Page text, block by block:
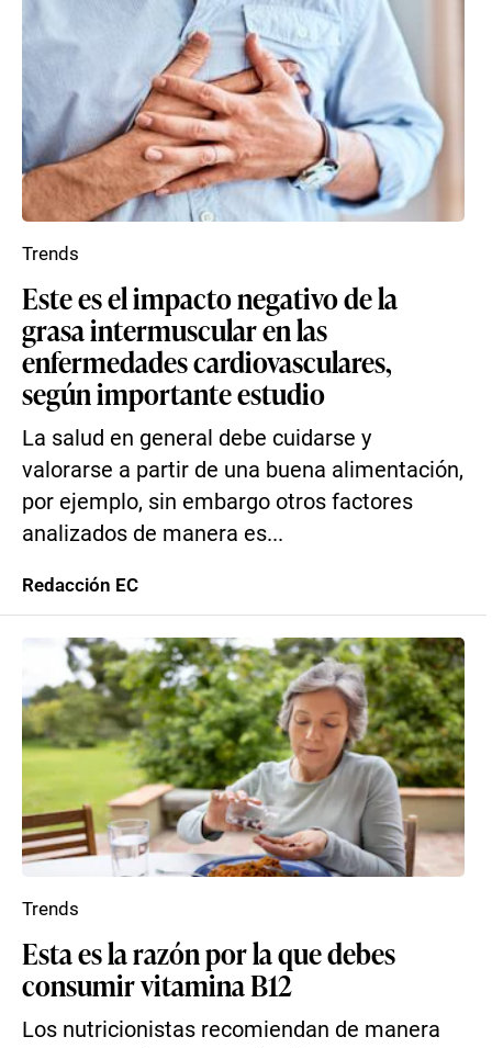
Este es el impacto negativo de la
grasa intermuscular en las
enfermedades cardiovasculares,
según importante estudio
La salud en general debe cuidarse y
valorarse a partir de una buena alimentación,
por ejemplo, sin embargo otros factores
analizados de manera es...
Trends
Redacción EC
Esta es la razón por la que debes
consumir vitamina B12
Los nutricionistas recomiendan de manera
Trends